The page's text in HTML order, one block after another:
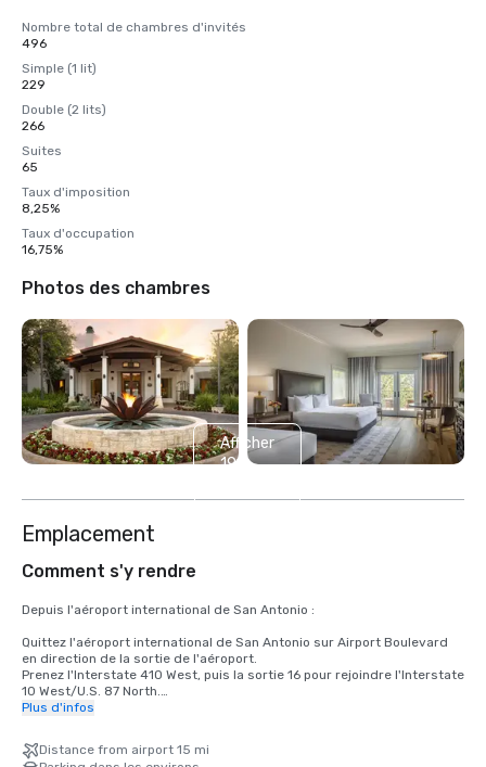
Nombre total de chambres d'invités
496
Simple (1 lit)
229
Double (2 lits)
266
Suites
65
Taux d'imposition
8,25%
Taux d'occupation
16,75%
Photos des chambres
Afficher
19
Emplacement
Comment s'y rendre
Depuis l'aéroport international de San Antonio :
Quittez l'aéroport international de San Antonio sur Airport Boulevard
en direction de la sortie de l'aéroport.
Prenez l'Interstate 410 West, puis la sortie 16 pour rejoindre l'Interstate
10 West/U.S. 87 North.
Quittez La Cantera Parkway, sortie 555.
Plus d'infos
Distance from airport 15 mi